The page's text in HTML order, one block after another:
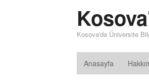
Kosova'da Üniversite
Anasayfa